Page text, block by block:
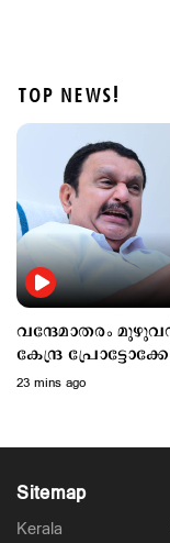
കടലില്‍
സ്‌കൂബ
2 hours ago
TOP NEWS!
വന്ദേമാതരം
കേന്ദ്ര
23 mins ago
Sitemap
Kerala